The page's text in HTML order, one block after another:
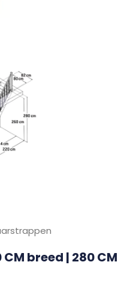
breed | 280 CM